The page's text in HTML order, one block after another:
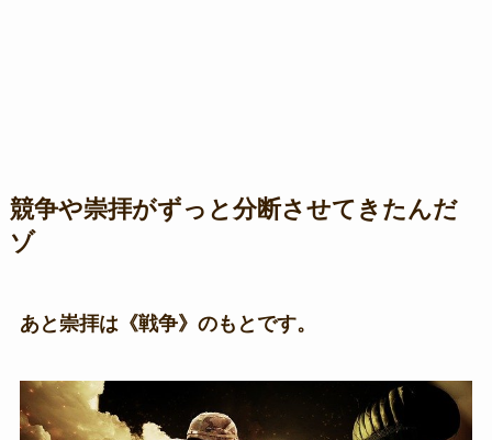
競争や崇拝がずっと分断させてきたんだ
ゾ
あと崇拝は《戦争》のもとです。